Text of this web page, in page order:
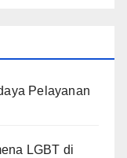
Pelayanan
LGBT di